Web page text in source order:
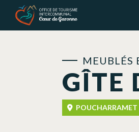
GÎTE
MEUBLÉS
POUCHARRAMET
Panneau de gestion des cookies